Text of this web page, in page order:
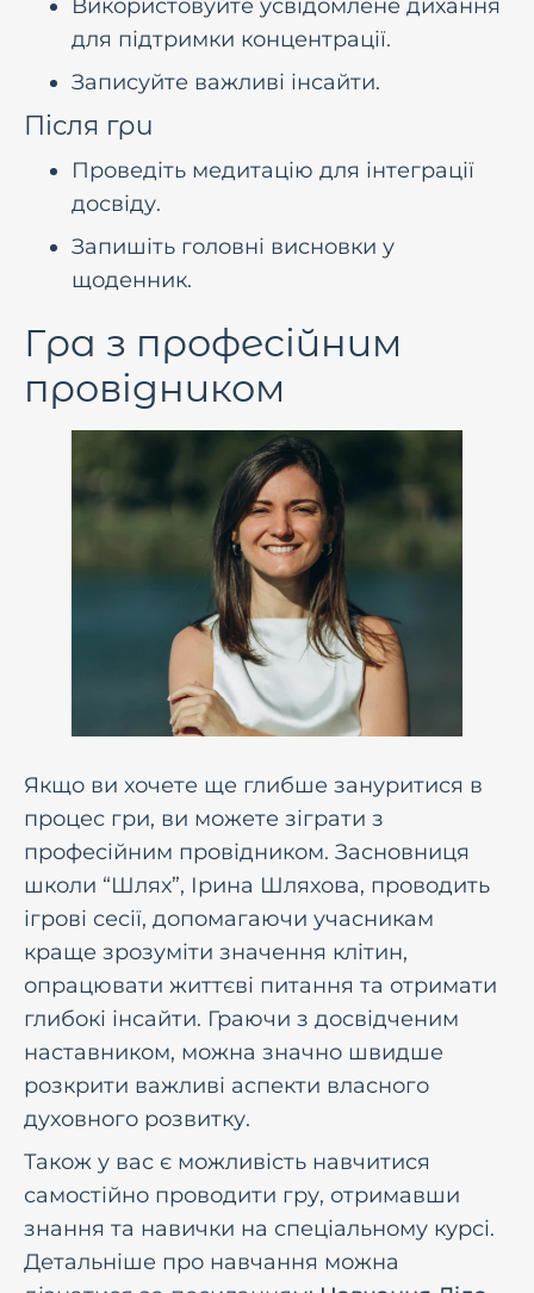
Використовуйте усвідомлене дихання
для підтримки концентрації.
Записуйте важливі інсайти.
Після гри
Проведіть медитацію для інтеграції
досвіду.
Запишіть головні висновки у
щоденник.
Гра з професійним
провідником
Якщо ви хочете ще глибше зануритися в
процес гри, ви можете зіграти з
професійним провідником. Засновниця
школи “Шлях”, Ірина Шляхова, проводить
ігрові сесії, допомагаючи учасникам
краще зрозуміти значення клітин,
опрацювати життєві питання та отримати
глибокі інсайти. Граючи з досвідченим
наставником, можна значно швидше
розкрити важливі аспекти власного
духовного розвитку.
Також у вас є можливість навчитися
самостійно проводити гру, отримавши
знання та навички на спеціальному курсі.
Детальніше про навчання можна